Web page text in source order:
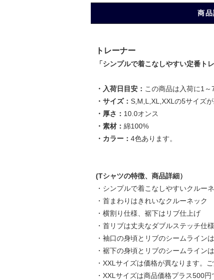
商品
トレーナー
「シンプルで着こなしやすい定番ト
・入荷日目安： この商品は入荷に1～
・サイズ： S,M,L,XL,XXLの5サイズが
・厚さ： 10.0オンス
・素材： 綿100%
・カラー： 4色あります。
(Tシャツの特徴、商品詳細）
・シンプルで着こなしやすいクルー
・首まわりはきれいなクルーネック
・横割り仕様、裾下はリブ仕上げ
・首リブは丈夫なダブルステッチ仕様
・袖口の身頃とリブのシームライン
・裾下の身頃とリブのシームライン
・XXLサイズは価格が異なります。
・XXLサイズは商品価格プラス500円